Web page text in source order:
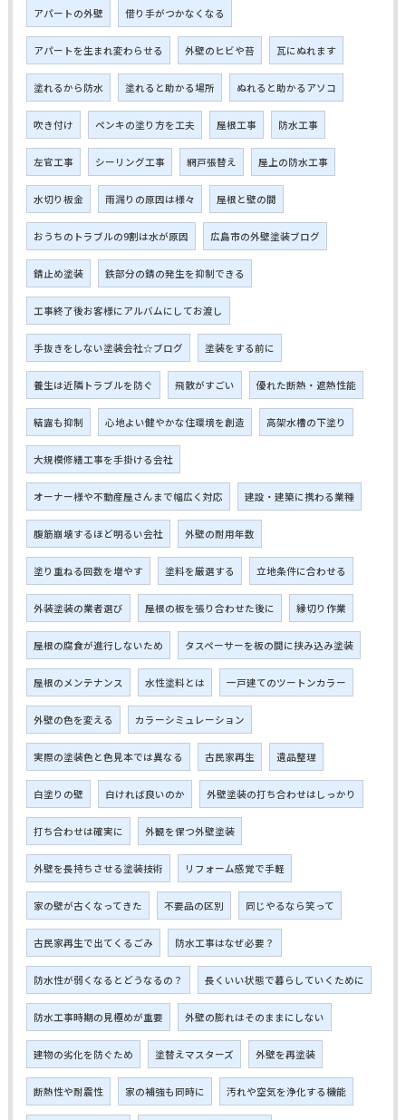
アパートの外壁 借り手がつかなくなる
アパートを生まれ変わらせる 外壁のヒビや苔 瓦にぬれます
塗れるから防水 塗れると助かる場所 ぬれると助かるアソコ
吹き付け ペンキの塗り方を工夫 屋根工事 防水工事
左官工事 シーリング工事 網戸張替え 屋上の防水工事
水切り板金 雨漏りの原因は様々 屋根と壁の間
おうちのトラブルの9割は水が原因 広島市の外壁塗装ブログ
錆止め塗装 鉄部分の錆の発生を抑制できる
工事終了後お客様にアルバムにしてお渡し
手抜きをしない塗装会社☆ブログ 塗装をする前に
養生は近隣トラブルを防ぐ 飛散がすごい 優れた断熱・遮熱性能
結露も抑制 心地よい健やかな住環境を創造 高架水槽の下塗り
大規模修繕工事を手掛ける会社
オーナー様や不動産屋さんまで幅広く対応 建設・建築に携わる業種
腹筋崩壊するほど明るい会社 外壁の耐用年数
塗り重ねる回数を増やす 塗料を厳選する 立地条件に合わせる
外装塗装の業者選び 屋根の板を張り合わせた後に 縁切り作業
屋根の腐食が進行しないため タスペーサーを板の間に挟み込み塗装
屋根のメンテナンス 水性塗料とは 一戸建てのツートンカラー
外壁の色を変える カラーシミュレーション
実際の塗装色と色見本では異なる 古民家再生 遺品整理
白塗りの壁 白ければ良いのか 外壁塗装の打ち合わせはしっかり
打ち合わせは確実に 外観を保つ外壁塗装
外壁を長持ちさせる塗装技術 リフォーム感覚で手軽
家の壁が古くなってきた 不要品の区別 同じやるなら笑って
古民家再生で出てくるごみ 防水工事はなぜ必要？
防水性が弱くなるとどうなるの？ 長くいい状態で暮らしていくために
防水工事時期の見極めが重要 外壁の膨れはそのままにしない
建物の劣化を防ぐため 塗替えマスターズ 外壁を再塗装
断熱性や耐震性 家の補強も同時に 汚れや空気を浄化する機能